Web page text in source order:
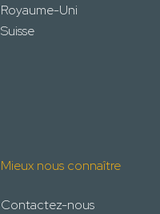
Royaume-Uni
Suisse
Mieux nous connaître
Contactez-nous